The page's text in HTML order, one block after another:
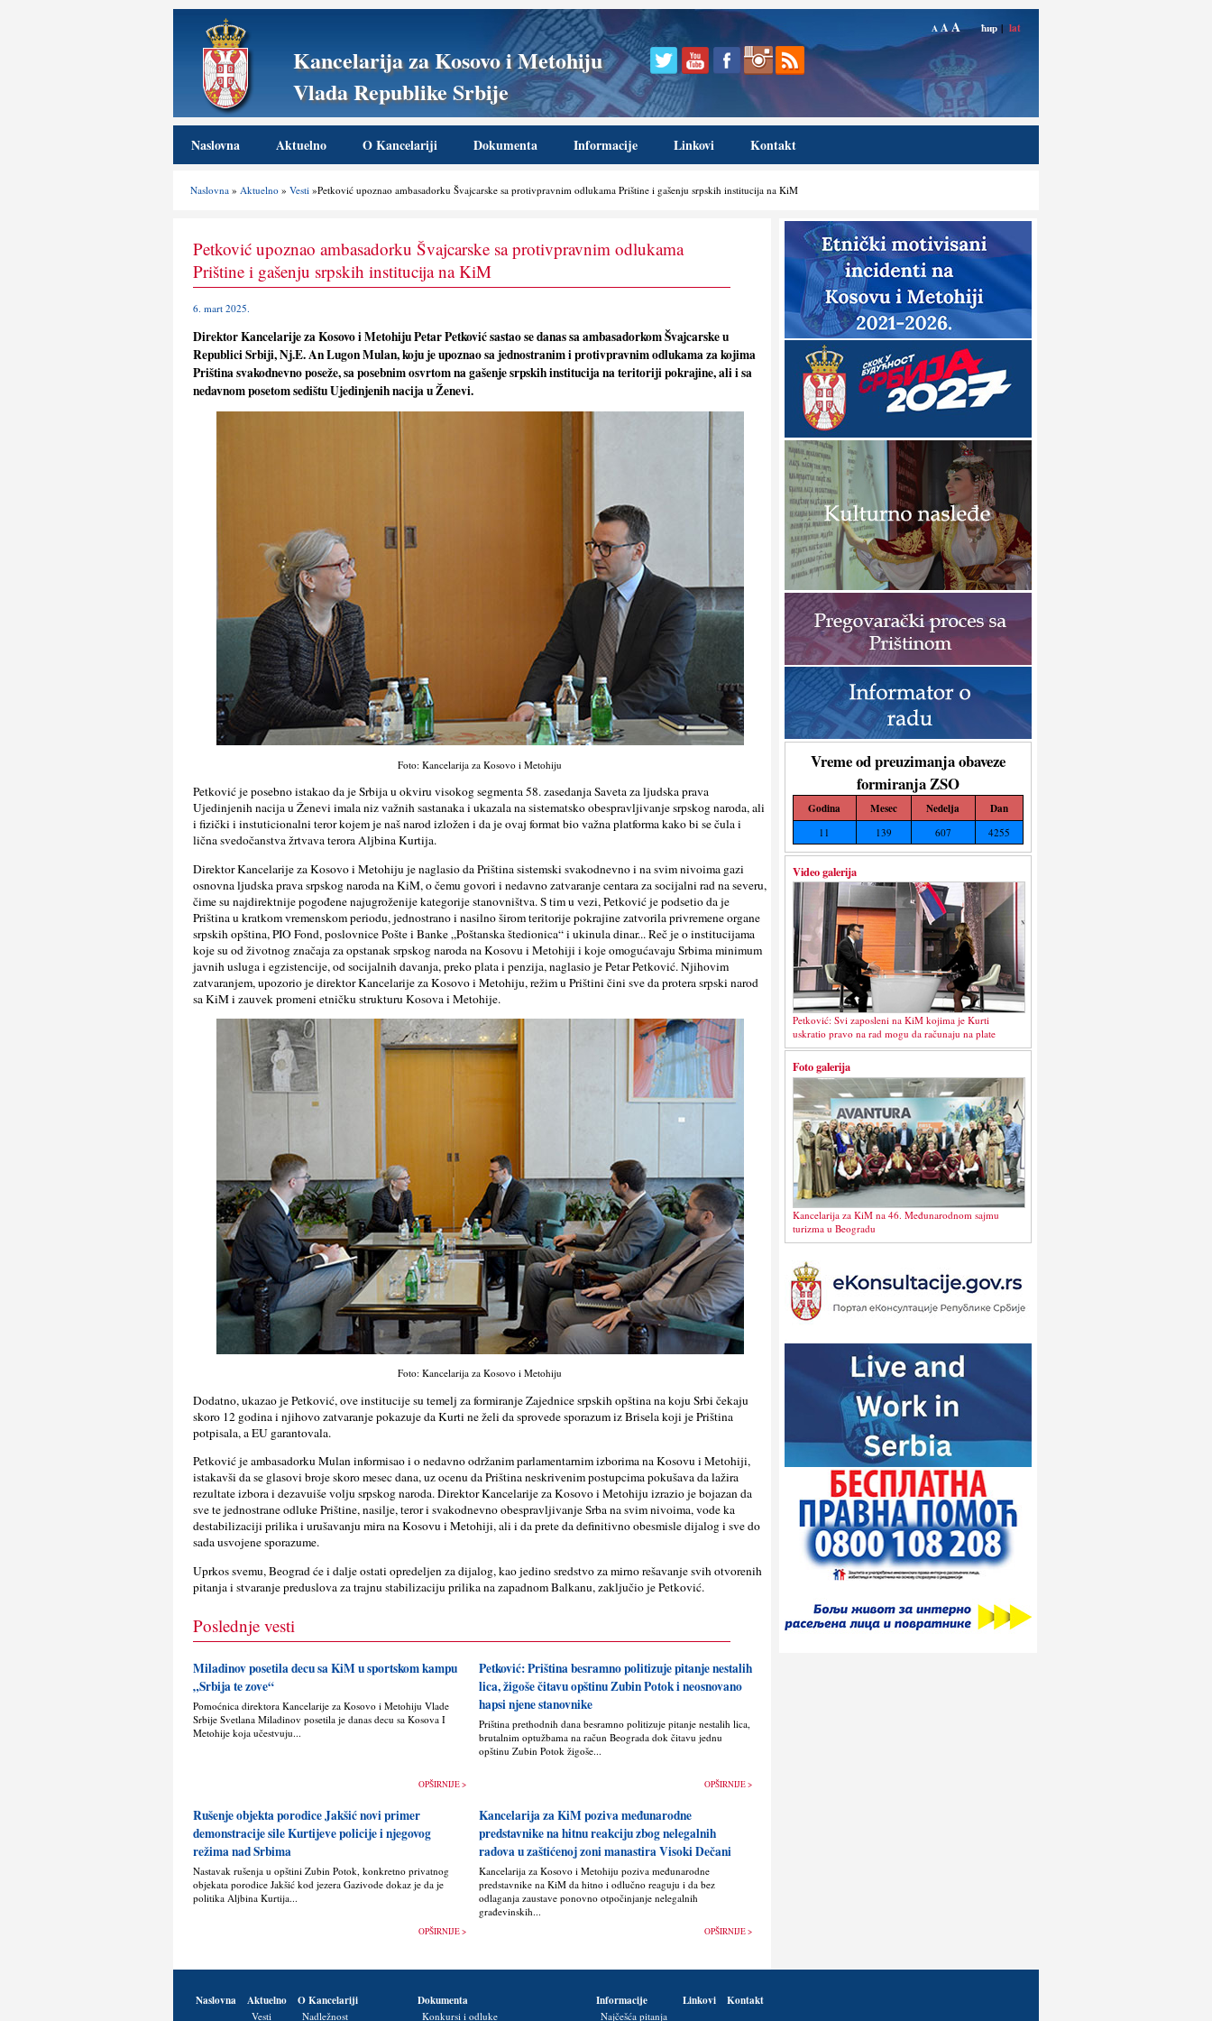
Kancelarija za Kosovo i Metohiju
Vlada Republike Srbije
A AA ћир | lat
Naslovna Aktuelno O Kancelariji Dokumenta Informacije Linkovi Kontakt
Naslovna »Aktuelno »Vesti »Petković upoznao ambasadorku Švajcarske sa protivpravnim odlukama Prištine i gašenju srpskih institucija na KiM
Vreme od preuzimanja obaveze
formiranja ZSO
Godina Mesec Nedelja Dan
11 139 607 4255
Video galerija
Petković: Svi zaposleni na KiM kojima je Kurti
uskratio pravo na rad mogu da računaju na plate
Foto galerija
Kancelarija za KiM na 46. Međunarodnom sajmu
turizma u Beogradu
Petković upoznao ambasadorku Švajcarske sa protivpravnim odlukama
Prištine i gašenju srpskih institucija na KiM
6. mart 2025.
Direktor Kancelarije za Kosovo i Metohiju Petar Petković sastao se danas sa ambasadorkom Švajcarske u
Republici Srbiji, Nj.E. An Lugon Mulan, koju je upoznao sa jednostranim i protivpravnim odlukama za kojima
Priština svakodnevno poseže, sa posebnim osvrtom na gašenje srpskih institucija na teritoriji pokrajine, ali i sa
nedavnom posetom sedištu Ujedinjenih nacija u Ženevi.
Foto: Kancelarija za Kosovo i Metohiju
Petković je posebno istakao da je Srbija u okviru visokog segmenta 58. zasedanja Saveta za ljudska prava
Ujedinjenih nacija u Ženevi imala niz važnih sastanaka i ukazala na sistematsko obespravljivanje srpskog naroda, ali
i fizički i instuticionalni teror kojem je naš narod izložen i da je ovaj format bio važna platforma kako bi se čula i
lična svedočanstva žrtvava terora Aljbina Kurtija.
Direktor Kancelarije za Kosovo i Metohiju je naglasio da Priština sistemski svakodnevno i na svim nivoima gazi
osnovna ljudska prava srpskog naroda na KiM, o čemu govori i nedavno zatvaranje centara za socijalni rad na severu,
čime su najdirektnije pogođene najugroženije kategorije stanovništva. S tim u vezi, Petković je podsetio da je
Priština u kratkom vremenskom periodu, jednostrano i nasilno širom teritorije pokrajine zatvorila privremene organe
srpskih opština, PIO Fond, poslovnice Pošte i Banke „Poštanska štedionica“ i ukinula dinar... Reč je o institucijama
koje su od životnog značaja za opstanak srpskog naroda na Kosovu i Metohiji i koje omogućavaju Srbima minimum
javnih usluga i egzistencije, od socijalnih davanja, preko plata i penzija, naglasio je Petar Petković. Njihovim
zatvaranjem, upozorio je direktor Kancelarije za Kosovo i Metohiju, režim u Prištini čini sve da protera srpski narod
sa KiM i zauvek promeni etničku strukturu Kosova i Metohije.
Foto: Kancelarija za Kosovo i Metohiju
Dodatno, ukazao je Petković, ove institucije su temelj za formiranje Zajednice srpskih opština na koju Srbi čekaju
skoro 12 godina i njihovo zatvaranje pokazuje da Kurti ne želi da sprovede sporazum iz Brisela koji je Priština
potpisala, a EU garantovala.
Petković je ambasadorku Mulan informisao i o nedavno održanim parlamentarnim izborima na Kosovu i Metohiji,
istakavši da se glasovi broje skoro mesec dana, uz ocenu da Priština neskrivenim postupcima pokušava da lažira
rezultate izbora i dezavuiše volju srpskog naroda. Direktor Kancelarije za Kosovo i Metohiju izrazio je bojazan da
sve te jednostrane odluke Prištine, nasilje, teror i svakodnevno obespravljivanje Srba na svim nivoima, vode ka
destabilizaciji prilika i urušavanju mira na Kosovu i Metohiji, ali i da prete da definitivno obesmisle dijalog i sve do
sada usvojene sporazume.
Uprkos svemu, Beograd će i dalje ostati opredeljen za dijalog, kao jedino sredstvo za mirno rešavanje svih otvorenih
pitanja i stvaranje preduslova za trajnu stabilizaciju prilika na zapadnom Balkanu, zaključio je Petković.
Poslednje vesti
Miladinov posetila decu sa KiM u sportskom kampu
„Srbija te zove“
Pomoćnica direktora Kancelarije za Kosovo i Metohiju Vlade
Srbije Svetlana Miladinov posetila je danas decu sa Kosova I
Metohije koja učestvuju...
OPŠIRNIJE >
Petković: Priština besramno politizuje pitanje nestalih
lica, žigoše čitavu opštinu Zubin Potok i neosnovano
hapsi njene stanovnike
Priština prethodnih dana besramno politizuje pitanje nestalih lica,
brutalnim optužbama na račun Beograda dok čitavu jednu
opštinu Zubin Potok žigoše...
OPŠIRNIJE >
Rušenje objekta porodice Jakšić novi primer
demonstracije sile Kurtijeve policije i njegovog
režima nad Srbima
Nastavak rušenja u opštini Zubin Potok, konkretno privatnog
objekata porodice Jakšić kod jezera Gazivode dokaz je da je
politika Alјbina Kurtija...
OPŠIRNIJE >
Kancelarija za KiM poziva međunarodne
predstavnike na hitnu reakciju zbog nelegalnih
radova u zaštićenoj zoni manastira Visoki Dečani
Kancelarija za Kosovo i Metohiju poziva međunarodne
predstavnike na KiM da hitno i odlučno reaguju i da bez
odlaganja zaustave ponovno otpočinjanje nelegalnih
građevinskih...
OPŠIRNIJE >
Naslovna Aktuelno
Vesti
O Kancelariji
Nadležnost
Dokumenta
Konkursi i odluke
Informacije
Najčešća pitanja
Linkovi Kontakt